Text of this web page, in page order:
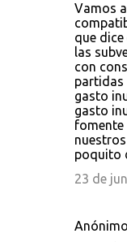
Vamos
que
las
con
partidas
gasto
gasto
fomente
poquito
23 de